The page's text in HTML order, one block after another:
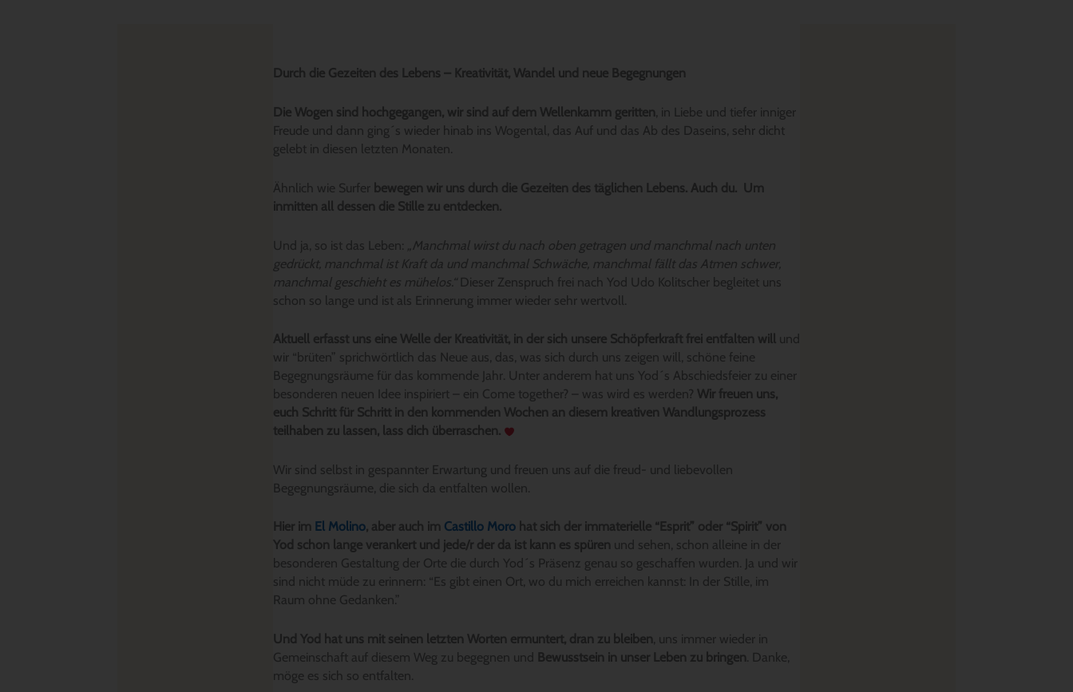
Durch die Gezeiten des Lebens – Kreativität, Wandel und neue Begegnungen
Die Wogen sind hochgegangen, wir sind auf dem Wellenkamm geritten, in Liebe und tiefer inniger
Freude und dann ging´s wieder hinab ins Wogental, das Auf und das Ab des Daseins, sehr dicht
gelebt in diesen letzten Monaten.
Ähnlich wie Surfer bewegen wir uns durch die Gezeiten des täglichen Lebens. Auch du. Um
inmitten all dessen die Stille zu entdecken.
Und ja, so ist das Leben:
„Manchmal wirst du nach oben getragen und manchmal nach unten
gedrückt, manchmal ist Kraft da und manchmal Schwäche, manchmal fällt das Atmen schwer,
manchmal geschieht es mühelos.“ Dieser Zenspruch frei nach Yod Udo Kolitscher begleitet uns
schon so lange und ist als Erinnerung immer wieder sehr wertvoll.
Aktuell erfasst uns eine Welle der Kreativität, in der sich unsere Schöpferkraft frei entfalten will
und
wir “brüten” sprichwörtlich das Neue aus, das, was sich durch uns zeigen will, schöne feine
Begegnungsräume für das kommende Jahr. Unter anderem hat uns Yod´s Abschiedsfeier zu einer
besonderen neuen Idee inspiriert – ein Come together? – was wird es werden? Wir freuen uns,
euch Schritt für Schritt in den kommenden Wochen an diesem kreativen Wandlungsprozess
teilhaben zu lassen, lass dich überraschen.
Wir sind selbst in gespannter Erwartung und freuen uns auf die freud- und liebevollen
Begegnungsräume, die sich da entfalten wollen.
Hier im El Molino, aber auch im Castillo Moro hat sich der immaterielle “Esprit” oder “Spirit” von
Yod schon lange verankert und jede/r der da ist kann es spüren und sehen, schon alleine in der
besonderen Gestaltung der Orte die durch Yod´s Präsenz genau so geschaffen wurden. Ja und wir
sind nicht müde zu erinnern: “Es gibt einen Ort, wo du mich erreichen kannst: In der Stille, im
Raum ohne Gedanken.”
Und Yod hat uns mit seinen letzten Worten ermuntert, dran zu bleiben, uns immer wieder in
Gemeinschaft auf diesem Weg zu begegnen und Bewusstsein in unser Leben zu bringen. Danke,
möge es sich so entfalten.